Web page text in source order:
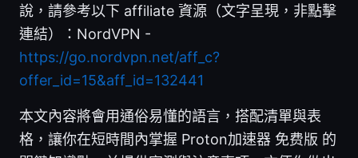
說，請參考以下 affiliate 資源（文字呈現，非點擊
連結）：NordVPN -
https://go.nordvpn.net/aff_c?
offer_id=15&aff_id=132441
本文內容將會用通俗易懂的語言，搭配清單與表
格，讓你在短時間內掌握 Proton加速器 免费版 的